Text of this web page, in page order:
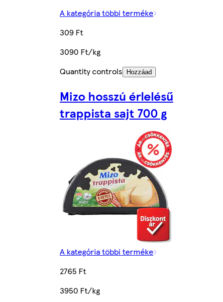
A kategória többi terméke
309 Ft
3090 Ft/kg
Quantity controls
Hozzáad
Mizo hosszú érlelésű
trappista sajt 700 g
A kategória többi terméke
2765 Ft
3950 Ft/kg